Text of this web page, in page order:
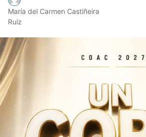
María del Carmen Castiñeira
Ruiz